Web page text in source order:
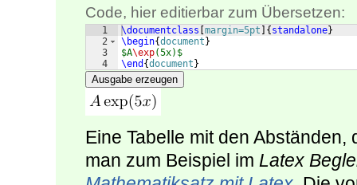
Code, hier editierbar zum Übersetzen:
1
2
3
4
\documentclass margin=5pt { standalone}
\begin{document }
$A\exp(5x)$
\end {document }
Ausgabe erzeugen
Eine Tabelle mit den
man zum Beispiel im Latex